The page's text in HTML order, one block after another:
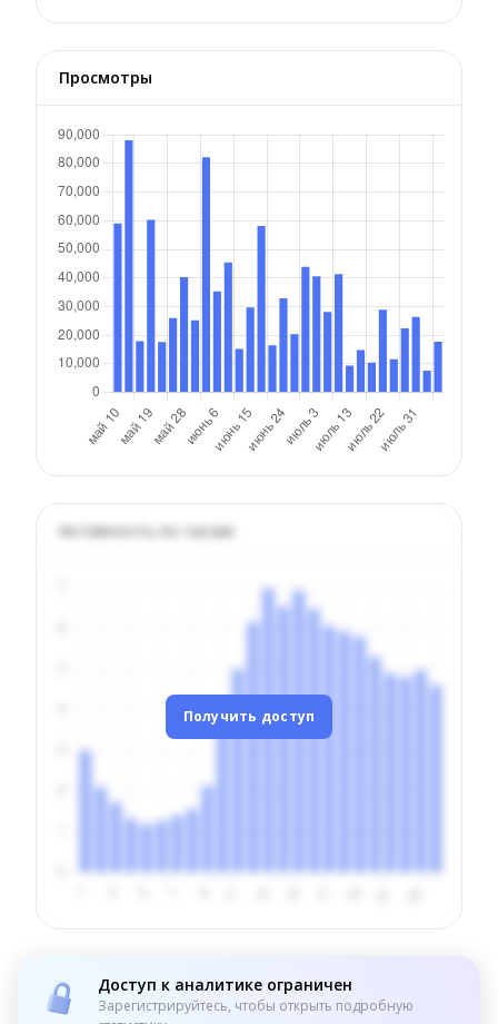
Просмотры
Активность по часам
Получить доступ
Доступ к аналитике ограничен
Зарегистрируйтесь, чтобы открыть подробную